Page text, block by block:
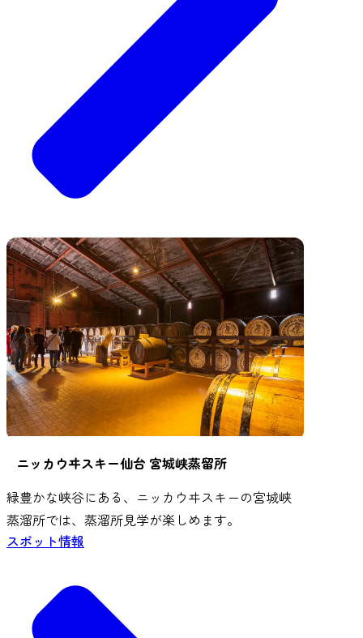
ニッカウヰスキー仙台 宮城峡蒸留所
緑豊かな峡谷にある、ニッカウヰスキーの宮城峡
蒸溜所では、蒸溜所見学が楽しめます。
スポット情報